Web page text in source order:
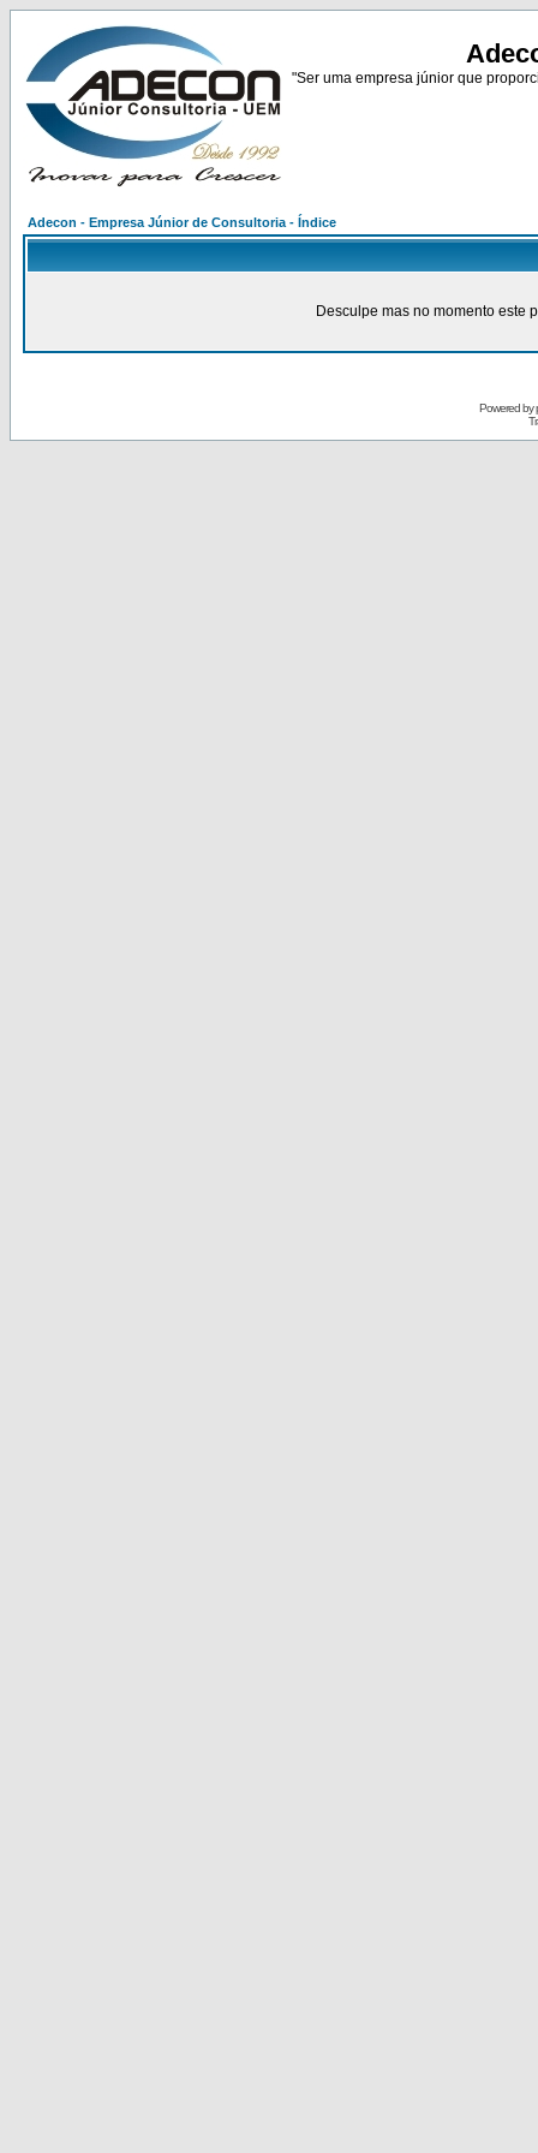
"Ser uma empresa júnior que
Adecon - Empresa Júnior de Consultoria - Índice
Desculpe mas no momento este
Powered by